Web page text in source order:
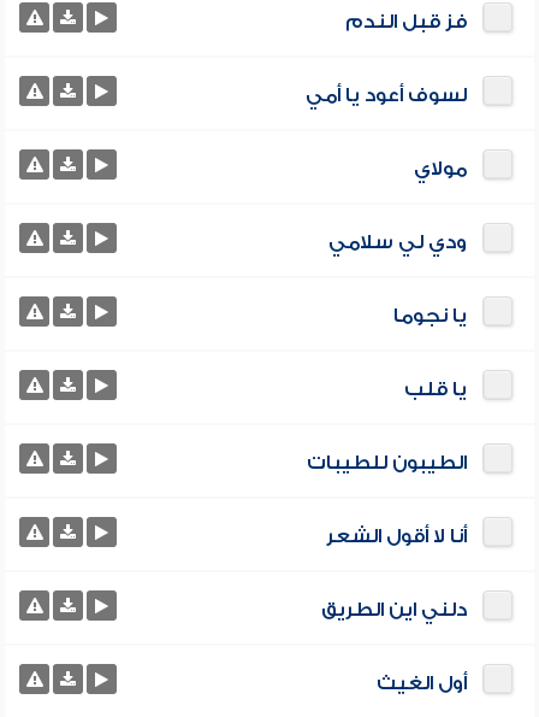
فز قبل الندم
لسوف أعود يا أمي
مولاي
ودي لي سلامي
يا نجوما
يا قلب
الطيبون للطيبات
أنا لا أقول الشعر
دلني اين الطريق
أول الغيث